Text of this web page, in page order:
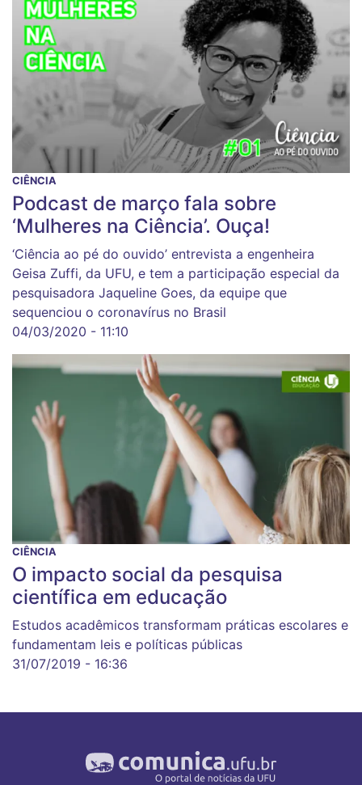
CIÊNCIA
Podcast de março fala sobre
‘Mulheres na Ciência’. Ouça!
‘Ciência ao pé do ouvido’ entrevista a engenheira
Geisa Zuffi, da UFU, e tem a participação especial da
pesquisadora Jaqueline Goes, da equipe que
sequenciou o coronavírus no Brasil
04/03/2020 - 11:10
CIÊNCIA
O impacto social da pesquisa
científica em educação
Estudos acadêmicos transformam práticas escolares e
fundamentam leis e políticas públicas
31/07/2019 - 16:36